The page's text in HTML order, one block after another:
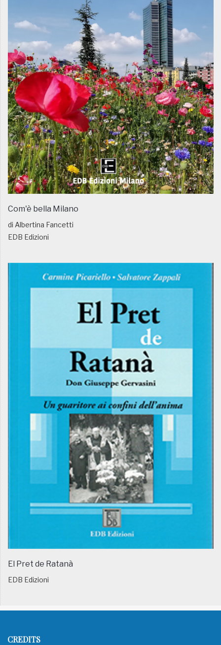
Com'è bella Milano
di Albertina Fancetti
EDB Edizioni
El Pret de Ratanà
EDB Edizioni
CREDITS